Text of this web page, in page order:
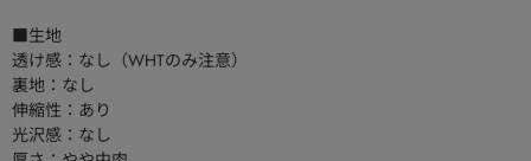
■生地
透け感：なし（WHTのみ注意）
裏地：なし
伸縮性：あり
光沢感：なし